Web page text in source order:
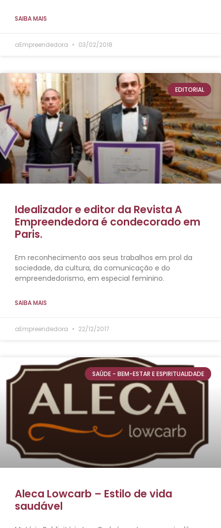
SAIBA MAIS
aEmpreendedora 03/02/2018
EDITORIAL
Idealizador e editor da Revista A
Empreendedora é condecorado em
Paris.
Em reconhecimento aos seus trabalhos em prol da
sociedade, da cultura, da comunicação e do
empreendedorismo, em especial feminino.
SAIBA MAIS
aEmpreendedora 22/12/2017
SAÚDE - BEM-ESTAR E ESPIRITUALIDADE
Aleca Lowcarb – Estilo de vida
saudável